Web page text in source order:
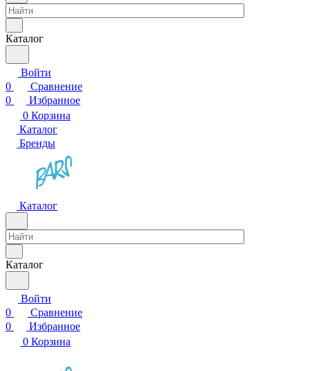
Каталог
Войти
0
Сравнение
0
Избранное
0 Корзина
Каталог
Бренды
Каталог
Каталог
Войти
0
Сравнение
0
Избранное
0 Корзина